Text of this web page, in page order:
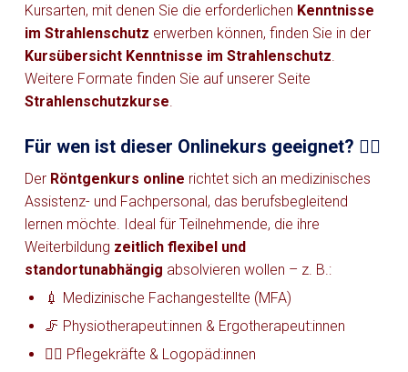
Kursarten, mit denen Sie die erforderlichen Kenntnisse
im Strahlenschutz erwerben können, finden Sie in der
Kursübersicht Kenntnisse im Strahlenschutz
Weitere Formate finden Sie auf unserer Seite
Strahlenschutzkurse
Für wen ist dieser Onlinekurs geeignet? 👩‍⚕️
Der Röntgenkurs online richtet sich an medizinisches
Assistenz- und Fachpersonal, das berufsbegleitend
lernen möchte. Ideal für Teilnehmende, die ihre
Weiterbildung zeitlich flexibel und
standortunabhängig absolvieren wollen – z. B.:
💉 Medizinische Fachangestellte (MFA)
🦵 Physiotherapeut:innen & Ergotherapeut:innen
👩‍⚕️ Pflegekräfte & Logopäd:innen